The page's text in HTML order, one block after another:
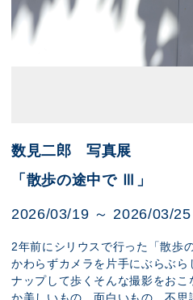
数見二郎 写真展
「散歩の途中で Ⅲ」
2026/03/19 ～ 2026/03/25
2年前にシリウスで行った「散歩
かわらずカメラを片手にぶらぶら
ナップして歩くそんな撮影をお